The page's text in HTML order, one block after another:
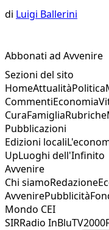
di Luigi Ballerini
Abbonati ad Avvenire
Sezioni del sito
HomeAttualitàPolitica
CommentiEconomia
CuraFamigliaRubriche
Pubblicazioni
Edizioni locali
UpLuoghi dell'Infinito
Avvenire
Chi siamoRedazione
AvvenirePubblicità
Mondo CEI
SIRRadio InBluTV2000